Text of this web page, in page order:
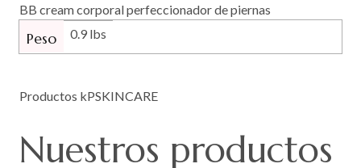
BB cream corporal perfeccionador de piernas
Peso 0.9 lbs
Productos kPSKINCARE
Nuestros productos